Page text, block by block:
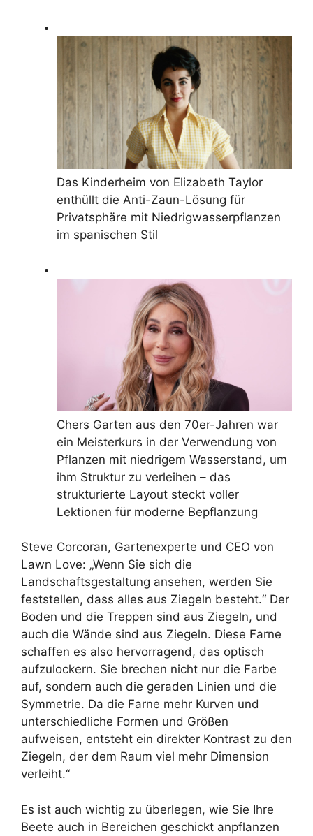
Das Kinderheim von Elizabeth Taylor
enthüllt die Anti-Zaun-Lösung für
Privatsphäre mit Niedrigwasserpflanzen
im spanischen Stil
Chers Garten aus den 70er-Jahren war
ein Meisterkurs in der Verwendung von
Pflanzen mit niedrigem Wasserstand, um
ihm Struktur zu verleihen – das
strukturierte Layout steckt voller
Lektionen für moderne Bepflanzung
Steve Corcoran, Gartenexperte und CEO von
Lawn Love: „Wenn Sie sich die
Landschaftsgestaltung ansehen, werden Sie
feststellen, dass alles aus Ziegeln besteht.“ Der
Boden und die Treppen sind aus Ziegeln, und
auch die Wände sind aus Ziegeln. Diese Farne
schaffen es also hervorragend, das optisch
aufzulockern. Sie brechen nicht nur die Farbe
auf, sondern auch die geraden Linien und die
Symmetrie. Da die Farne mehr Kurven und
unterschiedliche Formen und Größen
aufweisen, entsteht ein direkter Kontrast zu den
Ziegeln, der dem Raum viel mehr Dimension
verleiht.“
Es ist auch wichtig zu überlegen, wie Sie Ihre
Beete auch in Bereichen geschickt anpflanzen